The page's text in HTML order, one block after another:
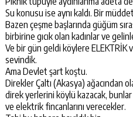
Su konusu ise aynı kaldı. Bir
Bazen çeşme başlarında güğüm
birbirine gıcık olan kadınlar ve
Ve bir gün geldi köylere
sevindik.
Ama Devlet şart koştu.
Direkler Çaltı (Akasya) ağacından
direk yerlerini köylü kazacak,
ve elektrik fincanlarını verecekler.